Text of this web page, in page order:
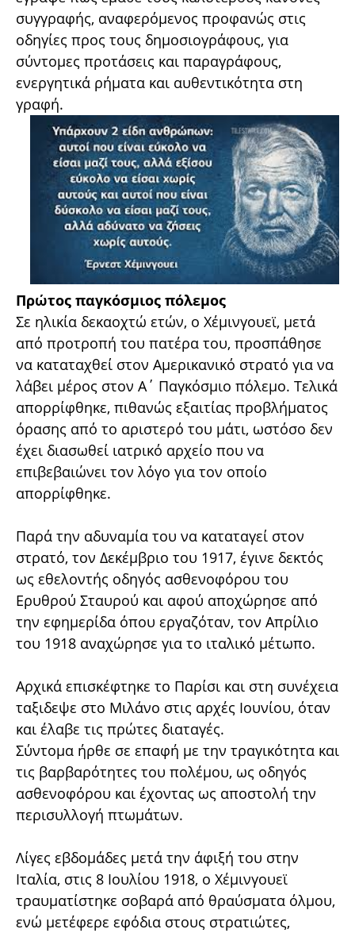
συγγραφής, αναφερόμενος προφανώς στις
οδηγίες προς τους δημοσιογράφους, για
σύντομες προτάσεις και παραγράφους,
ενεργητικά ρήματα και αυθεντικότητα στη
γραφή.
Πρώτος παγκόσμιος πόλεμος
Σε ηλικία δεκαοχτώ ετών, ο Χέμινγουεϊ, μετά
από προτροπή του πατέρα του, προσπάθησε
να καταταχθεί στον Αμερικανικό στρατό για να
λάβει μέρος στον Α΄ Παγκόσμιο πόλεμο. Τελικά
απορρίφθηκε, πιθανώς εξαιτίας προβλήματος
όρασης από το αριστερό του μάτι, ωστόσο δεν
έχει διασωθεί ιατρικό αρχείο που να
επιβεβαιώνει τον λόγο για τον οποίο
απορρίφθηκε.
Παρά την αδυναμία του να καταταγεί στον
στρατό, τον Δεκέμβριο του 1917, έγινε δεκτός
ως εθελοντής οδηγός ασθενοφόρου του
Ερυθρού Σταυρού και αφού αποχώρησε από
την εφημερίδα όπου εργαζόταν, τον Απρίλιο
του 1918 αναχώρησε για το ιταλικό μέτωπο.
Αρχικά επισκέφτηκε το Παρίσι και στη συνέχεια
ταξιδεψε στο Μιλάνο στις αρχές Ιουνίου, όταν
και έλαβε τις πρώτες διαταγές.
Σύντομα ήρθε σε επαφή με την τραγικότητα και
τις βαρβαρότητες του πολέμου, ως οδηγός
ασθενοφόρου και έχοντας ως αποστολή την
περισυλλογή πτωμάτων.
Λίγες εβδομάδες μετά την άφιξή του στην
Ιταλία, στις 8 Ιουλίου 1918, ο Χέμινγουεϊ
τραυματίστηκε σοβαρά από θραύσματα όλμου,
ενώ μετέφερε εφόδια στους στρατιώτες,